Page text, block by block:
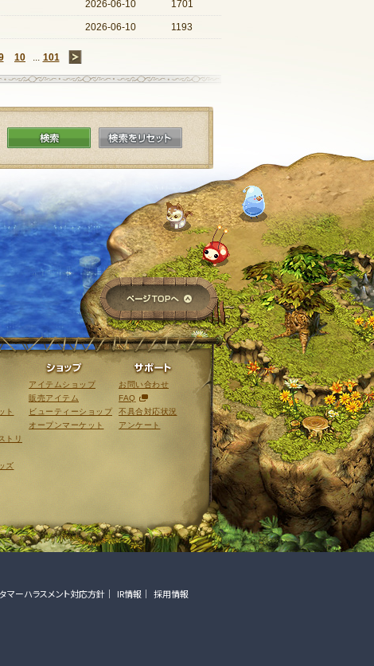
2026-06-10 1701
2026-06-10 1193
10 ... 101
検索 検索をリセット
ページTOPへ
ィ ライブラリ
ト
トリ
ズ
ショップ
アイテムショップ
販売アイテム
ビューティーショップ
オープンマーケット
サポート
お問い合わせ
FAQ
不具合対応状況
アンケート
マーハラスメント対応方針 IR情報
採用情報